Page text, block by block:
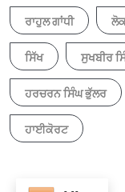
ਰਾਹੁਲ ਗਾਂਧੀ
ਸਿੱਖ ਸੁਖਬੀਰ
ਹਰਚਰਨ ਸਿੰਘ ਭੁੱਲਰ
ਹਾਈਕੋਰਟ